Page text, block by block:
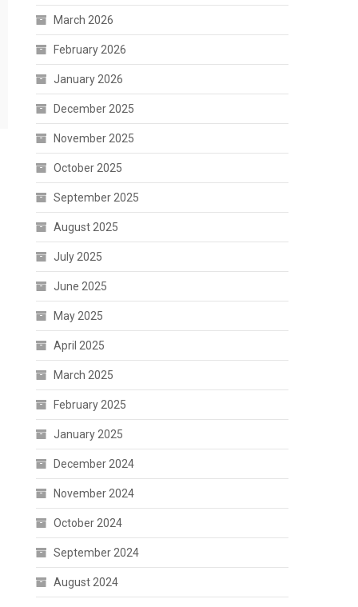
March 2026
February 2026
January 2026
December 2025
November 2025
October 2025
September 2025
August 2025
July 2025
June 2025
May 2025
April 2025
March 2025
February 2025
January 2025
December 2024
November 2024
October 2024
September 2024
August 2024